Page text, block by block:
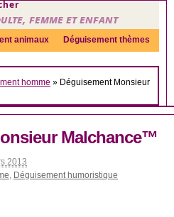
femme et enfant
animaux Déguisement thèmes
Déguisements par genre Idées
homme » Déguisement Monsieur
Malchance™
2013
, Déguisement humoristique